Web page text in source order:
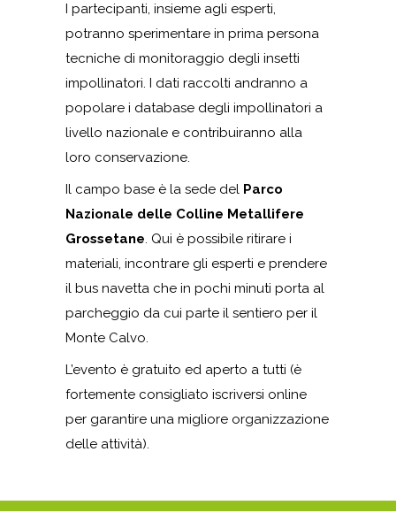
I partecipanti, insieme agli esperti,
potranno sperimentare in prima persona
tecniche di monitoraggio degli insetti
impollinatori. I dati raccolti andranno a
popolare i database degli impollinatori a
livello nazionale e contribuiranno alla
loro conservazione.
Il campo base è la sede del Parco
Nazionale delle Colline Metallifere
Grossetane. Qui è possibile ritirare i
materiali, incontrare gli esperti e prendere
il bus navetta che in pochi minuti porta al
parcheggio da cui parte il sentiero per il
Monte Calvo.
L’evento è gratuito ed aperto a tutti (è
fortemente consigliato iscriversi online
per garantire una migliore organizzazione
delle attività).